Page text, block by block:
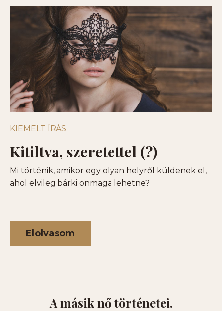
KIEMELT ÍRÁS
Kitiltva, szeretettel (?)
Mi történik, amikor egy olyan helyről küldenek el,
ahol elvileg bárki önmaga lehetne?
Elolvasom
A másik nő történetei.